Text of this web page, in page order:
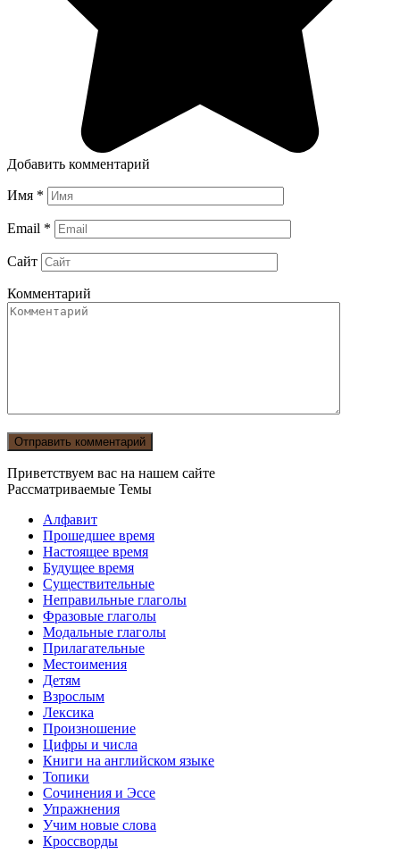
Добавить комментарий
Имя *
Email *
Сайт
Комментарий
Приветствуем вас на нашем сайте
Рассматриваемые Темы
Алфавит
Прошедшее время
Настоящее время
Будущее время
Существительные
Неправильные глаголы
Фразовые глаголы
Модальные глаголы
Прилагательные
Местоимения
Детям
Взрослым
Лексика
Произношение
Цифры и числа
Книги на английском языке
Топики
Сочинения и Эссе
Упражнения
Учим новые слова
Кроссворды